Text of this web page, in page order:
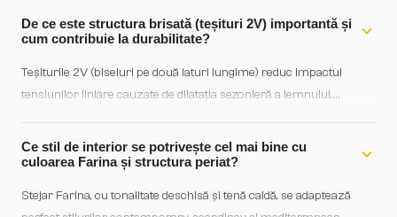
umezită; produsele de lac tradiționale sau ceruri speciale nu sunt
necesare. Această protecție pre-aplicată menține lemnul în
De ce este structura brisată (teșituri 2V) importantă și
cum contribuie la durabilitate?
Teșiturile 2V (biseluri pe două laturi lungime) reduc impactul
tensiunilor liniare cauzate de dilatația sezonieră a lemnului,
aceste biseluri amplifică percepția de profunzime și textur a
pardoselii, creând un efect vizual mai rafinat și conferind
Ce stil de interior se potrivește cel mai bine cu
culoarea Farina și structura periat?
Stejar Farina, cu tonalitate deschisă și tenă caldă, se adaptează